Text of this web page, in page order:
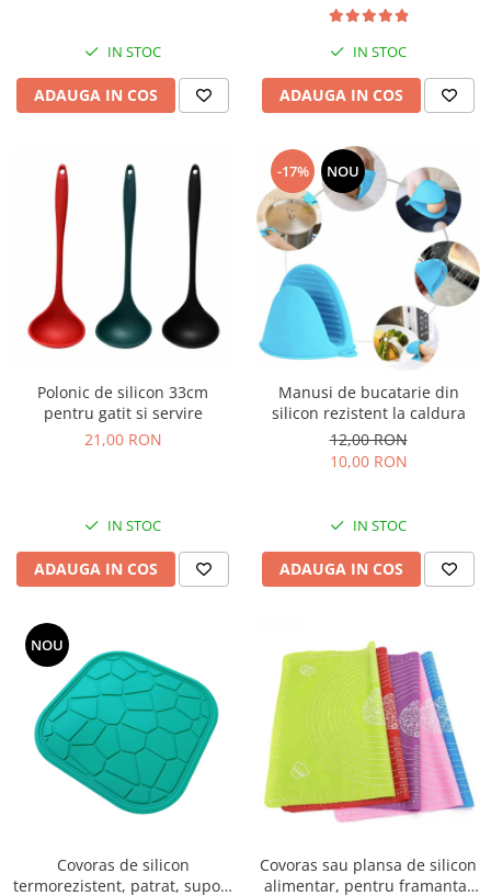
IN STOC
ADAUGA IN COS
IN STOC
ADAUGA IN COS
Polonic de silicon 33cm
pentru gatit si servire
21,00 RON
IN STOC
ADAUGA IN COS
-17% NOU
Manusi de bucatarie din
silicon rezistent la caldura
12,00 RON
10,00 RON
IN STOC
ADAUGA IN COS
NOU
Covoras de silicon
termorezistent, patrat, suport
Covoras sau plansa de silicon
alimentar, pentru framantat